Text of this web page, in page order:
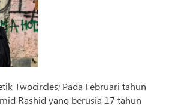
Twocircles; Pada Februari tahun
Rashid yang berusia 17 tahun